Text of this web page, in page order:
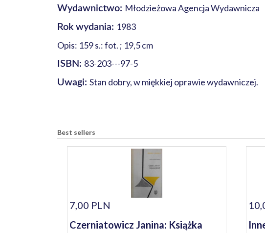
Wydawnictwo: Młodzieżowa Agencja Wydawnicza
Rok wydania: 1983
Opis: 159 s.: fot. ; 19,5 cm
ISBN: 83-203---97-5
Uwagi: Stan dobry, w miękkiej oprawie wydawniczej.
Best sellers
7,00 PLN
Czerniatowicz Janina: Książka